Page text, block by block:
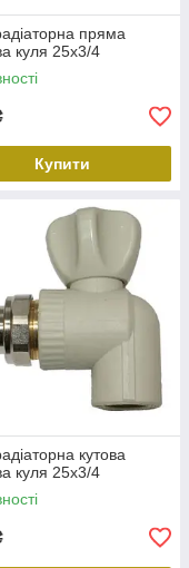
пряма
куля 25х3/4
Купити
кутова
куля 25х3/4